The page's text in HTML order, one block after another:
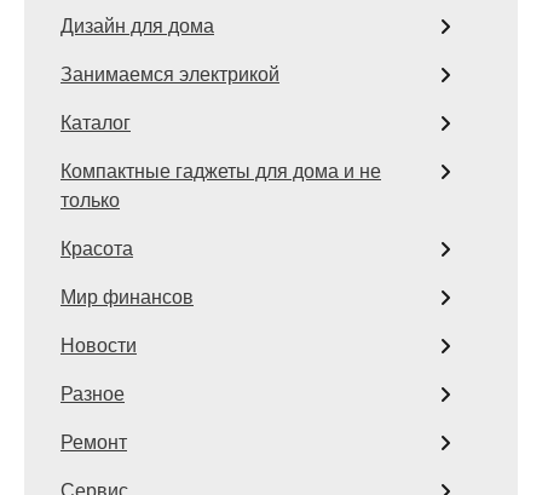
Дизайн для дома
Занимаемся электрикой
Каталог
Компактные гаджеты для дома и не
только
Красота
Мир финансов
Новости
Разное
Ремонт